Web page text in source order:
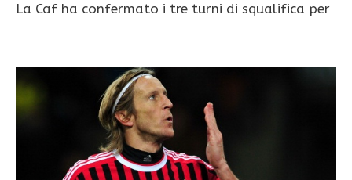
La Caf ha confermato i tre turni di squalifica per